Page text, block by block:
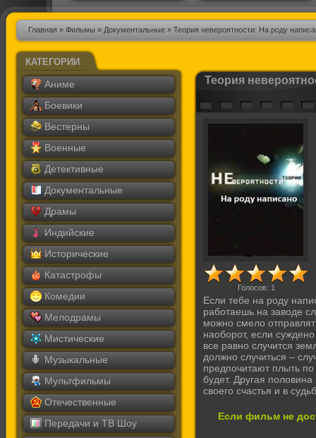
Главная » Фильмы » Документальные » Теория невероятности: На роду
КАТЕГОРИИ
Аниме
Боевики
Вестерны
Военные
Детективные
Документальные
Драмы
Индийские
Исторические
Катастрофы
Комедии
Мелодрамы
Мистические
Музыкальные
Мультфильмы
Отечественные
Передачи и ТВ Шоу
Теория
Голосов: 1
Если тебе на роду
работаешь на заводе
можно смело
наоборот, если
все равно случится
должно случиться –
предпочитают плыть
будет. Другая половина
своего счастья и в
Если фильм не